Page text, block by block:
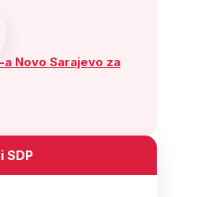
Novo Sarajevo za
SDP